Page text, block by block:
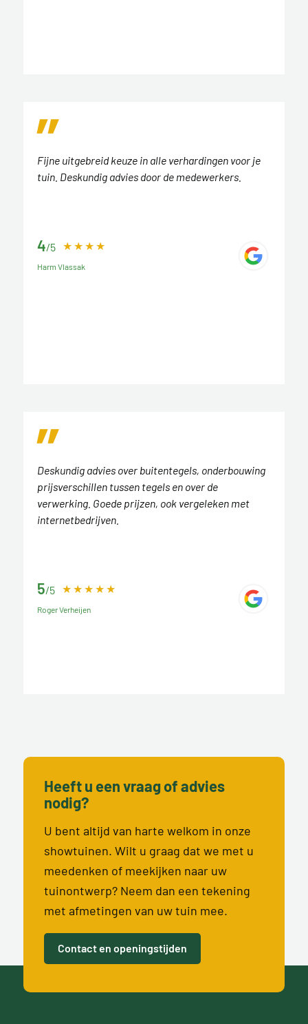
Fijne uitgebreid keuze in alle verhardingen voor je
tuin. Deskundig advies door de medewerkers.
4/5
Harm Vlassak
Deskundig advies over buitentegels, onderbouwing
prijsverschillen tussen tegels en over de
verwerking. Goede prijzen, ook vergeleken met
internetbedrijven.
5/5
Roger Verheijen
Heeft u een vraag of advies
nodig?
U bent altijd van harte welkom in onze
showtuinen. Wilt u graag dat we met u
meedenken of meekijken naar uw
tuinontwerp? Neem dan een tekening
met afmetingen van uw tuin mee.
Contact en openingstijden